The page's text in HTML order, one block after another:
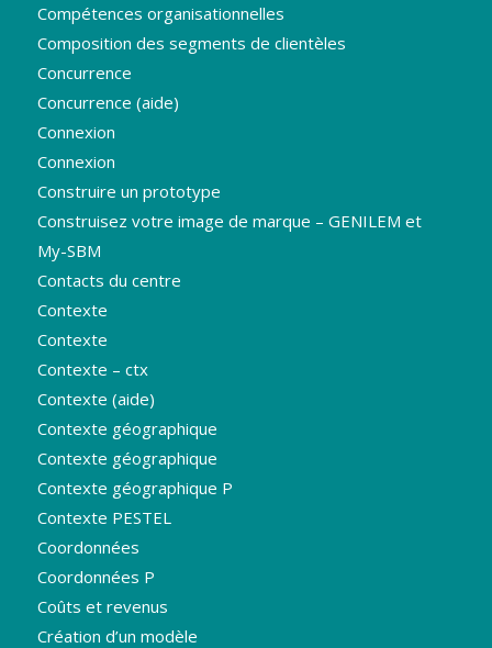
Compétences organisationnelles
Composition des segments de clientèles
Concurrence
Concurrence (aide)
Connexion
Connexion
Construire un prototype
Construisez votre image de marque – GENILEM et
My-SBM
Contacts du centre
Contexte
Contexte
Contexte – ctx
Contexte (aide)
Contexte géographique
Contexte géographique
Contexte géographique P
Contexte PESTEL
Coordonnées
Coordonnées P
Coûts et revenus
Création d’un modèle